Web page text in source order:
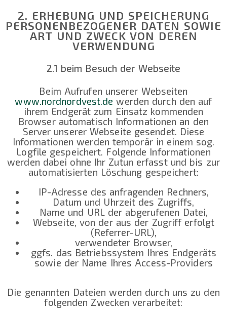
2. ERHEBUNG UND SPEICHERUNG
PERSONENBEZOGENER DATEN SOWIE
ART UND ZWECK VON DEREN
VERWENDUNG
2.1 beim Besuch der Webseite
Beim Aufrufen unserer Webseiten
www.nordnordvest.de werden durch den auf
ihrem Endgerät zum Einsatz kommenden
Browser automatisch Informationen an den
Server unserer Webseite gesendet. Diese
Informationen werden temporär in einem sog.
Logfile gespeichert. Folgende Informationen
werden dabei ohne Ihr Zutun erfasst und bis zur
automatisierten Löschung gespeichert:
IP-Adresse des anfragenden Rechners,
Datum und Uhrzeit des Zugriffs,
Name und URL der abgerufenen Datei,
Webseite, von der aus der Zugriff erfolgt
(Referrer-URL),
verwendeter Browser,
ggfs. das Betriebssystem Ihres Endgeräts
sowie der Name Ihres Access-Providers
Die genannten Dateien werden durch uns zu den
folgenden Zwecken verarbeitet: